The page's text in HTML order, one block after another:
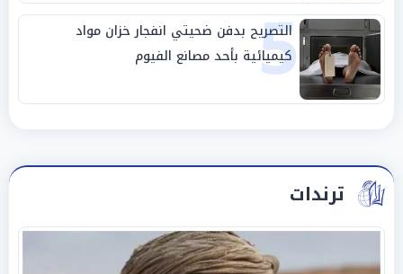
5
التصريح بدفن ضحيتي انفجار خزان مواد
كيميائية بأحد مصانع الفيوم
ترندات